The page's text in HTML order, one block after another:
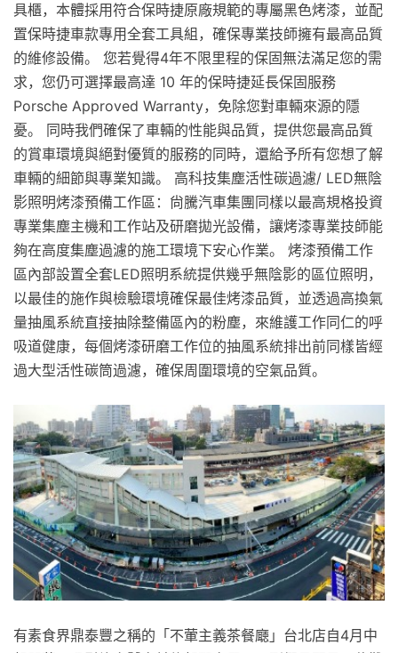
具櫃，本體採用符合保時捷原廠規範的專屬黑色烤漆，並配
置保時捷車款專用全套工具組，確保專業技師擁有最高品質
的維修設備。 您若覺得4年不限里程的保固無法滿足您的需
求，您仍可選擇最高達 10 年的保時捷延長保固服務
Porsche Approved Warranty，免除您對車輛來源的隱
憂。 同時我們確保了車輛的性能與品質，提供您最高品質
的賞車環境與絕對優質的服務的同時，還給予所有您想了解
車輛的細節與專業知識。 高科技集塵活性碳過濾/ LED無陰
影照明烤漆預備工作區：尙騰汽車集團同樣以最高規格投資
專業集塵主機和工作站及研磨拋光設備，讓烤漆專業技師能
夠在高度集塵過濾的施工環境下安心作業。 烤漆預備工作
區內部設置全套LED照明系統提供幾乎無陰影的區位照明，
以最佳的施作與檢驗環境確保最佳烤漆品質，並透過高換氣
量抽風系統直接抽除整備區內的粉塵，來維護工作同仁的呼
吸道健康，每個烤漆研磨工作位的抽風系統排出前同樣皆經
過大型活性碳筒過濾，確保周圍環境的空氣品質。
有素食界鼎泰豐之稱的「不葷主義茶餐廰」台北店自4月中